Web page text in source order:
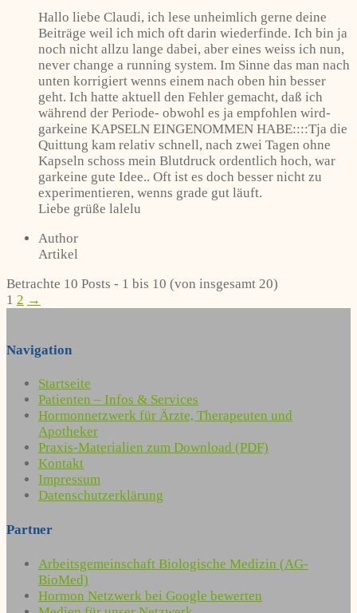
Hallo liebe Claudi, ich lese unheimlich gerne deine
Beiträge weil ich mich oft darin wiederfinde. Ich bin ja
noch nicht allzu lange dabei, aber eines weiss ich nun,
never change a running system. Im Sinne das man nach
unten korrigiert wenns einem nach oben hin besser
geht. Ich hatte aktuell den Fehler gemacht, daß ich
während der Periode- obwohl es ja empfohlen wird-
garkeine KAPSELN EINGENOMMEN HABE::::Tja die
Quittung kam relativ schnell, nach zwei Tagen ohne
Kapseln schoss mein Blutdruck ordentlich hoch, war
garkeine gute Idee.. Oft ist es doch besser nicht zu
experimentieren, wenns grade gut läuft.
Liebe grüße lalelu
Author
Artikel
Betrachte 10 Posts - 1 bis 10 (von insgesamt 20)
1 2 →
Navigation
Startseite
Patienten – Infos & Services
Hormonnetzwerk für Ärzte, Therapeuten und
Apotheker
Praxis-Materialien zum Download (PDF)
Kontakt
Impressum
Datenschutzerklärung
Partner
Arbeitsgemeinschaft Biologische Medizin (AG-
BioMed)
Hormon Netzwerk bei Google bewerten